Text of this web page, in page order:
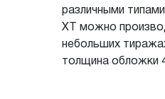
различными
XT можно
небольших
толщина обложки